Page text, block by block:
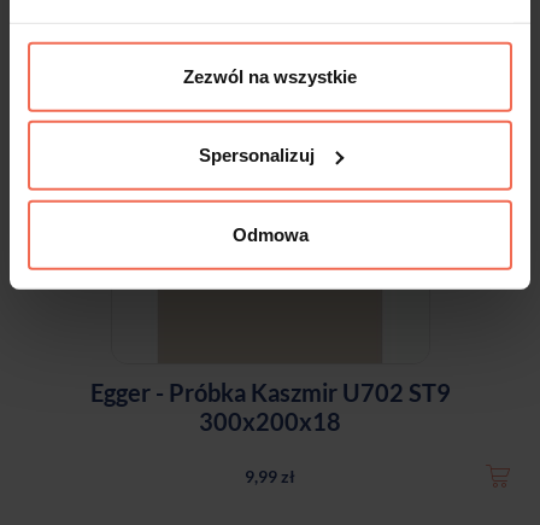
Zezwól na wszystkie
Spersonalizuj
Odmowa
Egger - Próbka Kaszmir U702 ST9
300x200x18
9,99 zł